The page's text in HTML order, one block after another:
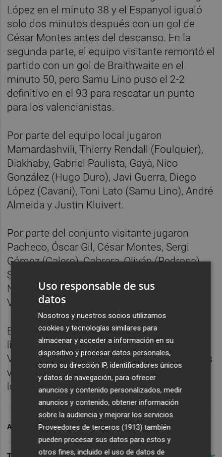
López en el minuto 38 y el Espanyol igualó
solo dos minutos después con un gol de
César Montes antes del descanso. En la
segunda parte, el equipo visitante remontó el
partido con un gol de Braithwaite en el
minuto 50, pero Samu Lino puso el 2-2
definitivo en el 93 para rescatar un punto
para los valencianistas.
Por parte del equipo local jugaron
Mamardashvili, Thierry Rendall (Foulquier),
Diakhaby, Gabriel Paulista, Gayà, Nico
González (Hugo Duro), Javi Guerra, Diego
López (Cavani), Toni Lato (Samu Lino), André
Almeida y Justin Kluivert.
Por parte del conjunto visitante jugaron
Pacheco, Óscar Gil, César Montes, Sergi
Gómez (Calero), Cabrera, Oliván (Pedrosa),
Sergi Darder, Denis Suárez (Vinícius Souza),
Nico Melamed (Braithwaite), Puado (Aleix
Vidal) y Joselu.
El balance de los ochenta y tres partidos
ligueros en el estadio de Mestalla entre el
Valencia y el Espanyol es de cincuenta y seis
victorias para los blanquinegros, ocho para
los blanquiazules y diecinueve empates.
ARCHIVADO EN VALENCIA CF
Uso responsable de sus
datos
Nosotros y nuestros socios utilizamos
cookies y tecnologías similares para
almacenar y acceder a información en su
dispositivo y procesar datos personales,
como su dirección IP, identificadores únicos
y datos de navegación, para ofrecer
anuncios y contenido personalizados, medir
anuncios y contenido, obtener información
sobre la audiencia y mejorar los servicios.
Proveedores de terceros (1913) también
pueden procesar sus datos para estos y
otros fines, incluido el uso de datos de